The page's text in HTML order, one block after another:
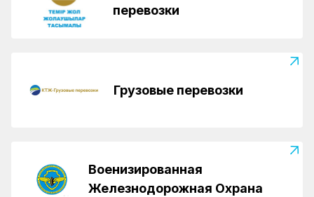
перевозки
Грузовые перевозки
Военизированная
Железнодорожная Охрана